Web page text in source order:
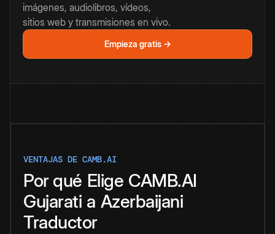
imágenes, audiolibros, vídeos,
sitios web y transmisiones en vivo.
Empieza gratis →
VENTAJAS DE CAMB.AI
Por qué Elige CAMB.AI
Gujarati a Azerbaijani
Traductor